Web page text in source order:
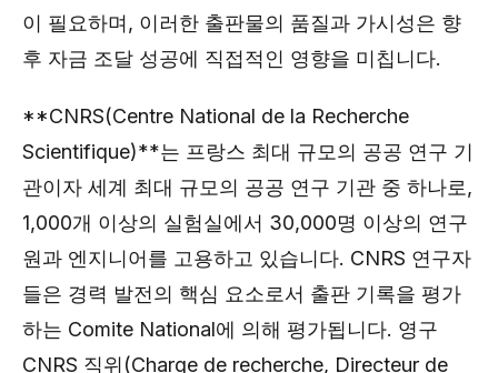
이 필요하며, 이러한 출판물의 품질과 가시성은 향
후 자금 조달 성공에 직접적인 영향을 미칩니다.
**CNRS(Centre National de la Recherche
Scientifique)**는 프랑스 최대 규모의 공공 연구 기
관이자 세계 최대 규모의 공공 연구 기관 중 하나로,
1,000개 이상의 실험실에서 30,000명 이상의 연구
원과 엔지니어를 고용하고 있습니다. CNRS 연구자
들은 경력 발전의 핵심 요소로서 출판 기록을 평가
하는 Comite National에 의해 평가됩니다. 영구
CNRS 직위(Charge de recherche, Directeur de